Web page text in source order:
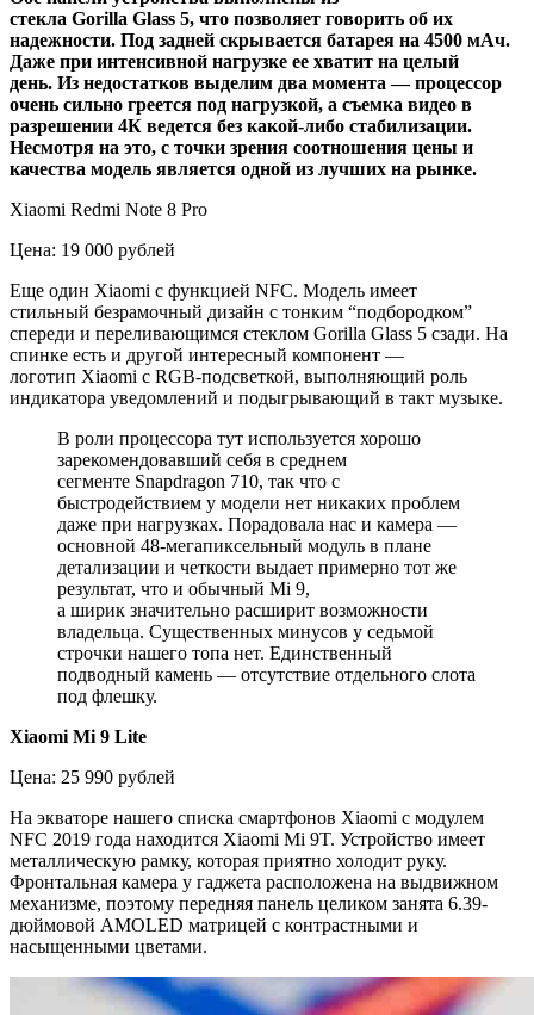
стекла Gorilla Glass 5, что позволяет говорить об их
надежности. Под задней скрывается батарея на 4500 мАч.
Даже при интенсивной нагрузке ее хватит на целый
день. Из недостатков выделим два момента — процессор
очень сильно греется под нагрузкой, а съемка видео в
разрешении 4К ведется без какой-либо стабилизации.
Несмотря на это, с точки зрения соотношения цены и
качества модель является одной из лучших на рынке.
Xiaomi Redmi Note 8 Pro
Цена: 19 000 рублей
Еще один Xiaomi с функцией NFC. Модель имеет
стильный безрамочный дизайн с тонким “подбородком”
спереди и переливающимся стеклом Gorilla Glass 5 сзади. На
спинке есть и другой интересный компонент —
логотип Xiaomi с RGB-подсветкой, выполняющий роль
индикатора уведомлений и подыгрывающий в такт музыке.
В роли процессора тут используется хорошо
зарекомендовавший себя в среднем
сегменте Snapdragon 710, так что с
быстродействием у модели нет никаких проблем
даже при нагрузках. Порадовала нас и камера —
основной 48-мегапиксельный модуль в плане
детализации и четкости выдает примерно тот же
результат, что и обычный Mi 9,
а ширик значительно расширит возможности
владельца. Существенных минусов у седьмой
строчки нашего топа нет. Единственный
подводный камень — отсутствие отдельного слота
под флешку.
Xiaomi Mi 9 Lite
Цена: 25 990 рублей
На экваторе нашего списка смартфонов Xiaomi с модулем
NFC 2019 года находится Xiaomi Mi 9T. Устройство имеет
металлическую рамку, которая приятно холодит руку.
Фронтальная камера у гаджета расположена на выдвижном
механизме, поэтому передняя панель целиком занята 6.39-
дюймовой AMOLED матрицей с контрастными и
насыщенными цветами.